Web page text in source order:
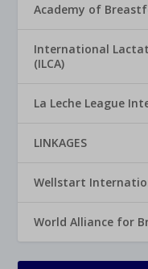
Academy of
International
(ILCA)
La Leche League
LINKAGES
Wellstart
World Alliance for